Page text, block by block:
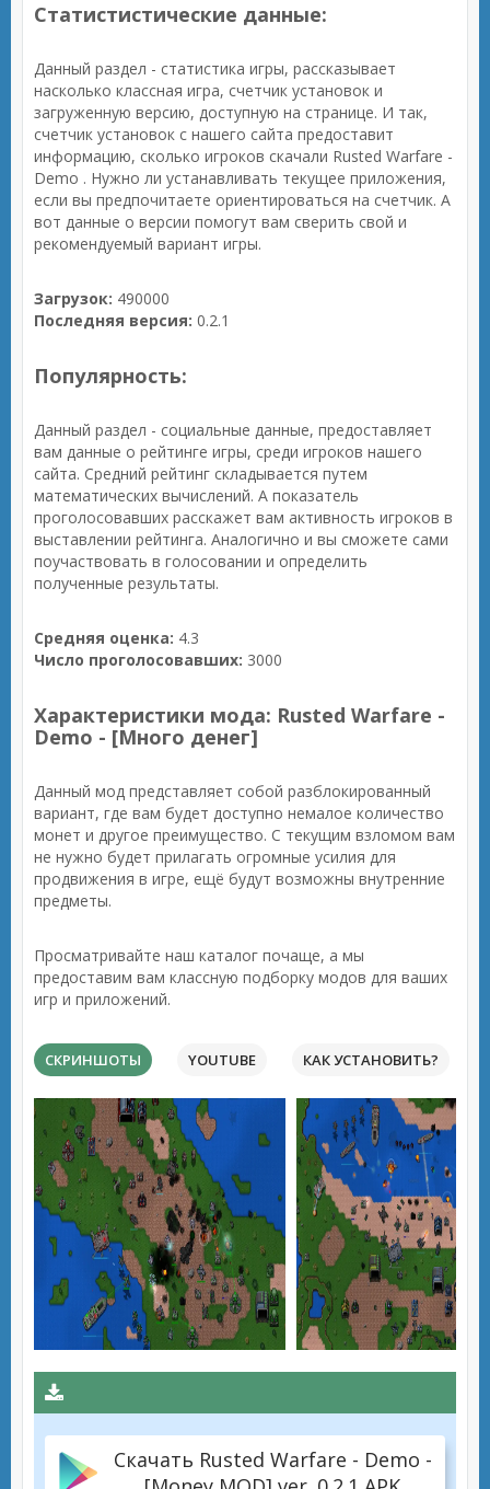
Статистистические данные:
Данный раздел - статистика игры, рассказывает
насколько классная игра, счетчик установок и
загруженную версию, доступную на странице. И так,
счетчик установок с нашего сайта предоставит
информацию, сколько игроков скачали Rusted Warfare -
Demo . Нужно ли устанавливать текущее приложения,
если вы предпочитаете ориентироваться на счетчик. А
вот данные о версии помогут вам сверить свой и
рекомендуемый вариант игры.
Загрузок: 490000
Последняя версия: 0.2.1
Популярность:
Данный раздел - социальные данные, предоставляет
вам данные о рейтинге игры, среди игроков нашего
сайта. Средний рейтинг складывается путем
математических вычислений. А показатель
проголосовавших расскажет вам активность игроков в
выставлении рейтинга. Аналогично и вы сможете сами
поучаствовать в голосовании и определить
полученные результаты.
Средняя оценка: 4.3
Число проголосовавших: 3000
Характеристики мода: Rusted Warfare -
Demo - [Много денег]
Данный мод представляет собой разблокированный
вариант, где вам будет доступно немалое количество
монет и другое преимущество. С текущим взломом вам
не нужно будет прилагать огромные усилия для
продвижения в игре, ещё будут возможны внутренние
предметы.
Просматривайте наш каталог почаще, а мы
предоставим вам классную подборку модов для ваших
игр и приложений.
СКРИНШОТЫ YOUTUBE КАК УСТАНОВИТЬ?
Скачать Rusted Warfare - Demo -